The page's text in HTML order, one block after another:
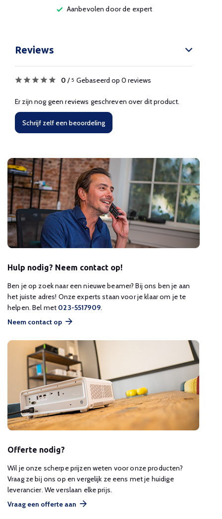
Aanbevolen door de expert
Reviews
0 / 5 Gebaseerd op 0 reviews
Er zijn nog geen reviews geschreven over dit product.
Schrijf zelf een beoordeling
Hulp nodig? Neem contact op!
Ben je op zoek naar een nieuwe beamer? Bij ons ben je aan
het juiste adres! Onze experts staan voor je klaar om je te
helpen. Bel met 023-5517909.
Neem contact op
Offerte nodig?
Wil je onze scherpe prijzen weten voor onze producten?
Vraag ze bij ons op en vergelijk ze eens met je huidige
leverancier. We verslaan elke prijs.
Vraag een offerte aan